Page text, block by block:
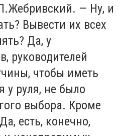
— Ну, и
Вывести их всех
Да, у
руководителей
чтобы иметь
у руля, не было
выбора. Кроме
есть, конечно,